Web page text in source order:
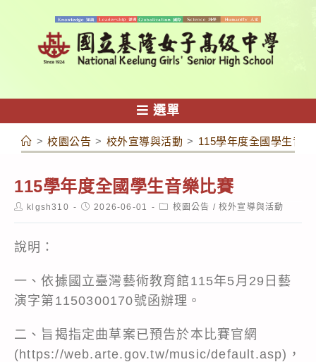
容
選單
> 校園公告 > 校外宣導與活動 > 115學年度全國學生音
115學年度全國學生音樂比賽
Postklgsh310
Post2026-06-01
Post校園公告 / 校外宣導與活動
說明：
一、依據國立臺灣藝術教育館115年5月29日藝
演字第1150300170號函辦理。
二、旨揭指定曲草案已預告於本比賽官網
(https://web.arte.gov.tw/music/default.asp)，